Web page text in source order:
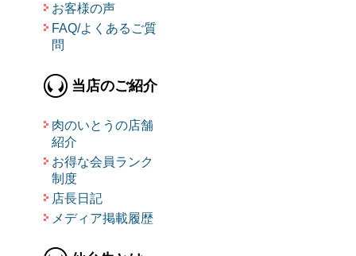
お客様の声
FAQ/よくあるご質
問
当店のご紹介
肉のいとうの店舗
紹介
お得な会員ランク
制度
店長日記
メディア掲載履歴